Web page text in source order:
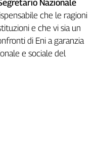
Nazionale
che le ragioni
e che vi sia un
di Eni a garanzia
e sociale del